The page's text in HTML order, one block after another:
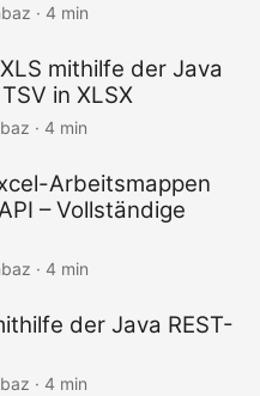
· 4 min
mithilfe der Java
in XLSX
· 4 min
Arbeitsmappen
– Vollständige
· 4 min
der Java REST-
· 4 min